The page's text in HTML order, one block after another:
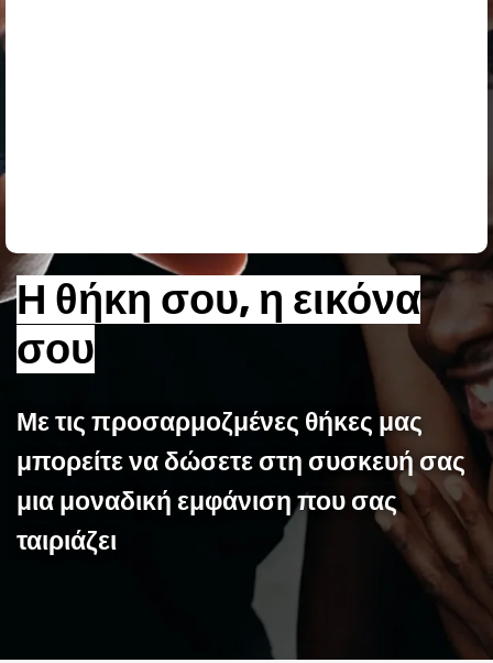
Η θήκη σου, η εικόνα
σου
Με τις προσαρμοζμένες θήκες μας
μπορείτε να δώσετε στη συσκευή σας
μια μοναδική εμφάνιση που σας
ταιριάζει